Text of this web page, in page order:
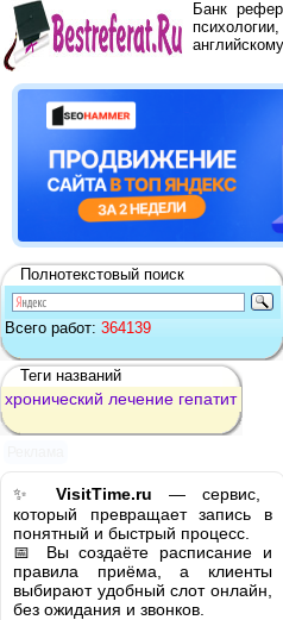
Банк
Полнотекстовый поиск
Всего работ: 364139
Теги названий
хронический лечение гепатит
✨ VisitTime.ru — сервис,
который превращает запись в
понятный и быстрый процесс.
📅 Вы создаёте расписание и
правила приёма, а клиенты
выбирают удобный слот онлайн,
без ожидания и звонков.